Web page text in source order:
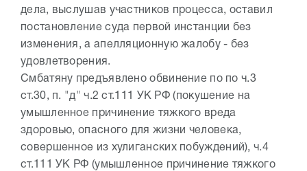
дела, выслушав участников процесса, оставил
постановление суда первой инстанции без
изменения, а апелляционную жалобу - без
удовлетворения.
Смбатяну предъявлено обвинение по по ч.3
ст.30, п. "д" ч.2 ст.111 УК РФ (покушение на
умышленное причинение тяжкого вреда
здоровью, опасного для жизни человека,
совершенное из хулиганских побуждений), ч.4
ст.111 УК РФ (умышленное причинение тяжкого